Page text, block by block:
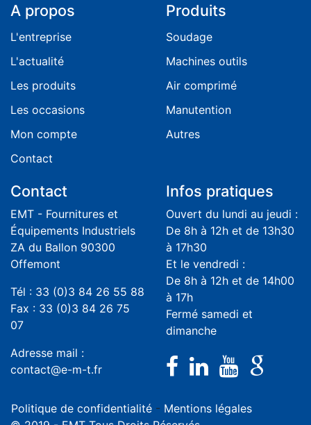
A propos
L'entreprise
L'actualité
Les produits
Les occasions
Mon compte
Contact
Produits
Soudage
Machines outils
Air comprimé
Manutention
Autres
Contact
EMT - Fournitures et
Équipements Industriels
ZA du Ballon 90300
Offemont
Tél : 33 (0)3 84 26 55 88
Fax : 33 (0)3 84 26 75
07
Adresse mail :
contact@e-m-t.fr
Infos pratiques
Ouvert du lundi au jeudi :
De 8h à 12h et de 13h30
à 17h30
Et le vendredi :
De 8h à 12h et de 14h00
à 17h
Fermé samedi et
dimanche
Politique de confidentialité - Mentions légales